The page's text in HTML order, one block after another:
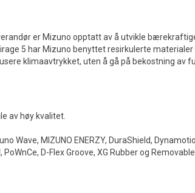
er Mizuno opptatt av å utvikle
5 har Mizuno benyttet resirkulerte materialer
klimaavtrykket, uten å gå på bekostning av
av høy kvalitet.
Wave, MIZUNO ENERZY, DuraShield,
D-Flex Groove, XG Rubber og